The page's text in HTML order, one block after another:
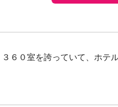
６０室を誇っていて、ホテ